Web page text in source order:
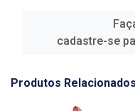
cadastre-se
Produtos Relacionados